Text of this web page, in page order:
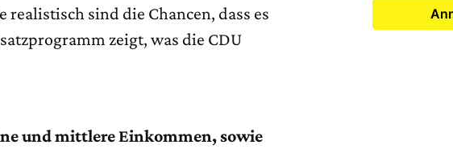
realistisch sind die Chancen, dass es
zeigt, was die CDU
und mittlere Einkommen, sowie